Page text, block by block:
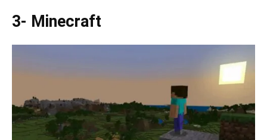
3- Minecraft